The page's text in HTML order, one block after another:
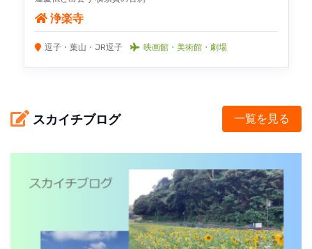
浄楽寺
逗子・葉山・JR逗子 映画館・美術館・劇場
スカイチブログ 一覧を見る